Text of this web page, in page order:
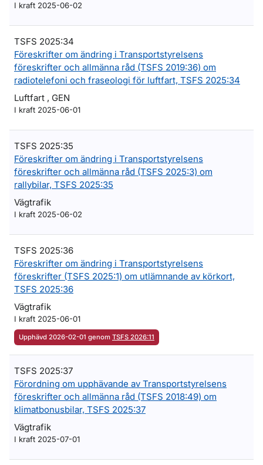
I kraft 2025-06-02
TSFS 2025:34
Föreskrifter om ändring i Transportstyrelsens
föreskrifter och allmänna råd (TSFS 2019:36) om
radiotelefoni och fraseologi för luftfart, TSFS 2025:34
Luftfart , GEN
I kraft 2025-06-01
TSFS 2025:35
Föreskrifter om ändring i Transportstyrelsens
föreskrifter och allmänna råd (TSFS 2025:3) om
rallybilar, TSFS 2025:35
Vägtrafik
I kraft 2025-06-02
TSFS 2025:36
Föreskrifter om ändring i Transportstyrelsens
föreskrifter (TSFS 2025:1) om utlämnande av körkort,
TSFS 2025:36
Vägtrafik
I kraft 2025-06-01
Upphävd 2026-02-01 genom TSFS 2026:11
TSFS 2025:37
Förordning om upphävande av Transportstyrelsens
föreskrifter och allmänna råd (TSFS 2018:49) om
klimatbonusbilar, TSFS 2025:37
Vägtrafik
I kraft 2025-07-01